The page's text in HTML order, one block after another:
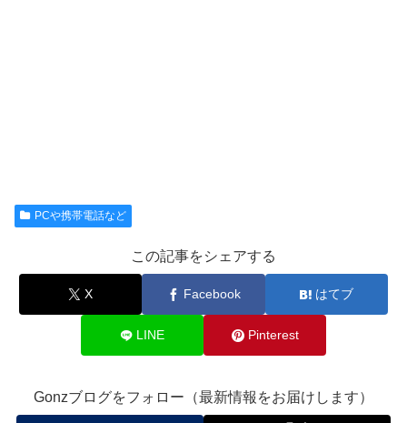
PCや携帯電話など
この記事をシェアする
X Facebook はてブ
LINE Pinterest
Gonzブログをフォロー（最新情報をお届けします）